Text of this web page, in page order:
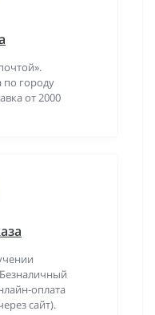
по городу
от 2000
оплата
сайт).